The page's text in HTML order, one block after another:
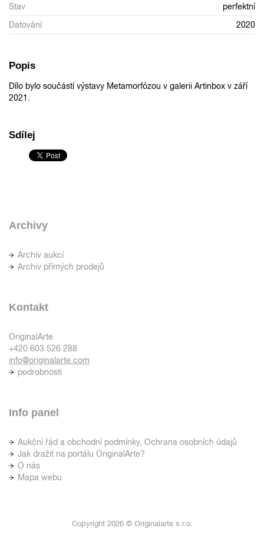
Stav
perfektní
Datování
2020
Popis
Dílo bylo součástí výstavy Metamorfózou v galerii Artinbox v září
2021.
Sdílej
Archivy
Archiv aukcí
Archiv přímých prodejů
Kontakt
OriginalArte
+420 603 526 288
info@originalarte.com
podrobnosti
Info panel
Aukční řád a obchodní podmínky, Ochrana osobních údajů
Jak dražit na portálu OriginalArte?
O nás
Mapa webu
Copyright 2026 © Originalarte s.r.o.